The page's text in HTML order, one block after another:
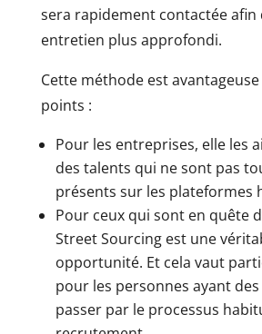
sera rapidement contactée afin
entretien plus approfondi.
Cette méthode est
points :
Pour les entreprises, elle les
des talents qui ne sont pas
présents sur les plateformes
Pour ceux qui sont en quête
Street Sourcing est une
opportunité. Et cela vaut
pour les personnes ayant
passer par le processus